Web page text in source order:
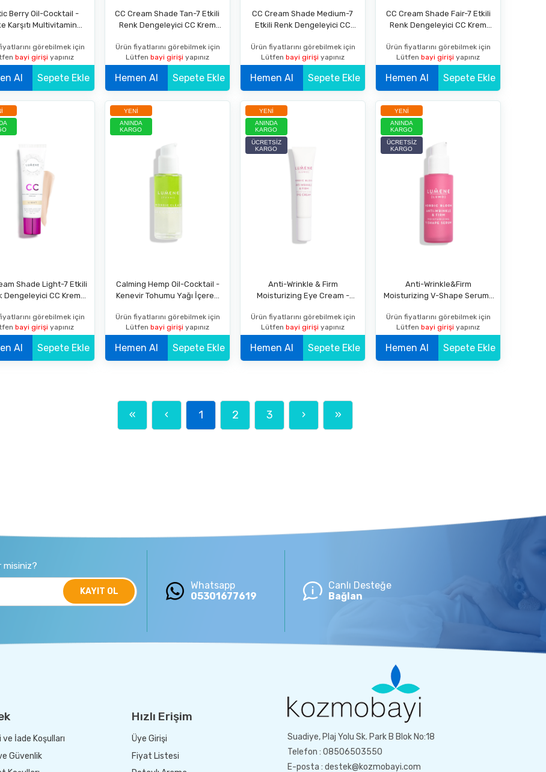
Berry Oil-Cocktail -
Karşıtı Multivitamin
görebilmek için
bayi girişi yapınız
Hemen Al Sepete Ekle
CC Cream Shade Tan-7 Etkili
Renk Dengeleyici CC Krem
Ürün fiyatlarını görebilmek için
Lütfen bayi girişi yapınız
Hemen Al Sepete Ekle
CC Cream Shade Medium-7
Etkili Renk Dengeleyici CC
Ürün fiyatlarını görebilmek için
Lütfen bayi girişi yapınız
Hemen Al Sepete Ekle
CC Cream Shade Fair-7 Etkili
Renk Dengeleyici CC Krem
Ürün fiyatlarını görebilmek için
Lütfen bayi girişi yapınız
Hemen Al Sepete Ekle
Shade Light-7 Etkili
Dengeleyici CC Krem
görebilmek için
bayi girişi yapınız
Hemen Al Sepete Ekle
YENI
ANINDA
KARGO
Calming Hemp Oil-Cocktail -
Kenevir Tohumu Yağı İçeren
ML
Ürün fiyatlarını görebilmek için
Lütfen bayi girişi yapınız
Hemen Al Sepete Ekle
YENI
ANINDA
KARGO
ÜCRETSIZ
KARGO
Anti-Wrinkle & Firm
Moisturizing Eye Cream -
Göz Çevresi Bakım Kremi 15 ML
Ürün fiyatlarını görebilmek için
Lütfen bayi girişi yapınız
Hemen Al Sepete Ekle
YENI
ANINDA
KARGO
ÜCRETSIZ
KARGO
Anti-Wrinkle&Firm
Moisturizing V-Shape Serum-
Şekillendirici Serum 30 ML
Ürün fiyatlarını görebilmek için
Lütfen bayi girişi yapınız
Hemen Al Sepete Ekle
« ‹ 1 2 3 › »
misiniz?
KAYIT OL
Whatsapp
05301677619
Canlı Desteğe
Bağlan
İade Koşulları
Güvenlik
Hızlı Erişim
Üye Girişi
Fiyat Listesi
Suadiye, Plaj Yolu Sk. Park B Blok No:18
Telefon : 08506503550
E-posta : destek@kozmobayi.com